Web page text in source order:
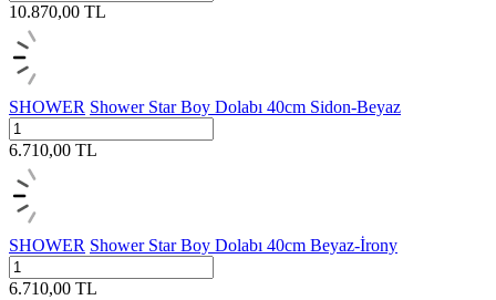
10.870,00 TL
SHOWER Shower Star Boy Dolabı 40cm Sidon-Beyaz
6.710,00 TL
SHOWER Shower Star Boy Dolabı 40cm Beyaz-İrony
6.710,00 TL